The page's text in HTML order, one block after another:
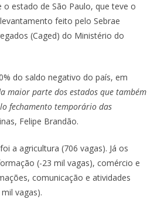
estado de São Paulo, que teve o
feito pelo Sebrae
(Caged) do Ministério do
do saldo negativo do país, em
maior parte dos estados que também
fechamento temporário das
Felipe Brandão.
a agricultura (706 vagas). Já os
(-23 mil vagas), comércio e
comunicação e atividades
vagas).